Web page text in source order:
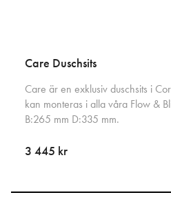
Care Duschsits
Care är en exklusiv duschsits i
kan monteras i alla våra Flow &
B:265 mm D:335 mm.
3 445 kr